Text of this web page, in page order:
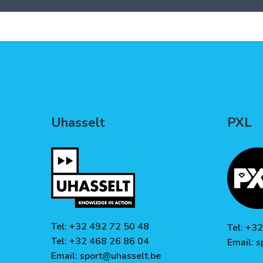
Uhasselt
Tel: +32 492 72 50 48
Tel: +32 468 26 86 04
Email: sport@uhasselt.be
PXL
Tel:
Email: